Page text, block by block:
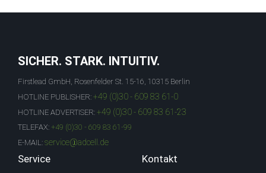
SICHER. STARK. INTUITIV.
Firstlead GmbH, Rosenfelder St. 15-16, 10315 Berlin
HOTLINE PUBLISHER: +49 (0)30 - 609 83 61-0
HOTLINE ADVERTISER: +49 (0)30 - 609 83 61-23
TELEFAX: +49 (0)30 - 609 83 61-99
E-MAIL: service@adcell.de
Service Kontakt